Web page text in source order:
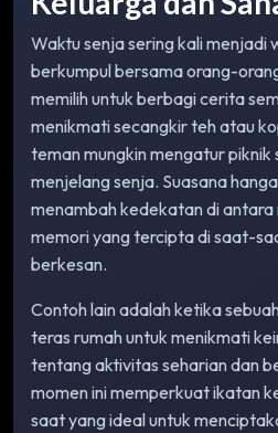
Waktu senja sering kali menjadi
berkumpul bersama orang-
memilih untuk berbagi cerita
menikmati secangkir teh atau
teman mungkin mengatur piknik
menjelang senja. Suasana
menambah kedekatan di
memori yang tercipta di saat-
berkesan.
Contoh lain adalah ketika
teras rumah untuk menikmati
tentang aktivitas seharian dan
momen ini memperkuat ikatan
saat yang ideal untuk